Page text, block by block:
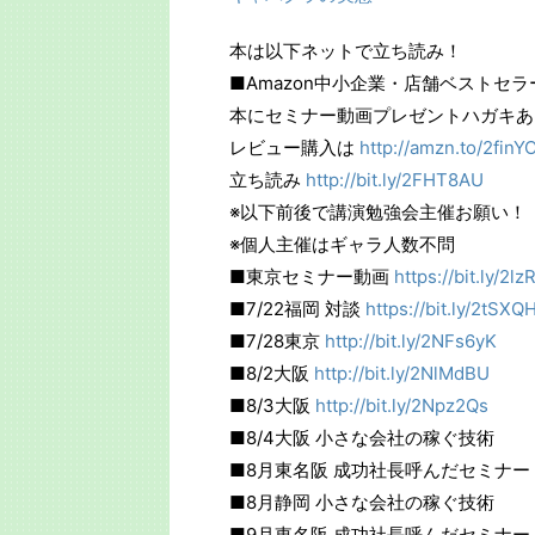
本は以下ネットで立ち読み！
■Amazon中小企業・店舗ベストセラ
本にセミナー動画プレゼントハガキあ
レビュー購入は http://amzn.to/
立ち読み http://bit.ly/2FHT8AU
※以下前後で講演勉強会主催お願い！
※個人主催はギャラ人数不問
■東京セミナー動画 https://bit.ly/
■7/22福岡 対談 https://bit.ly/
■7/28東京 http://bit.ly/2NFs6yK
■8/2大阪 http://bit.ly/2NlMdBU
■8/3大阪 http://bit.ly/2Npz2Qs
■8/4大阪 小さな会社の稼ぐ技術
■8月東名阪 成功社長呼んだセミナー
■8月静岡 小さな会社の稼ぐ技術